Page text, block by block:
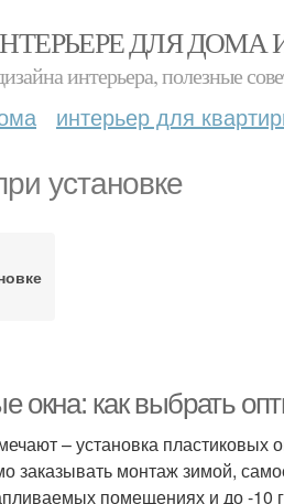
ДЛЯ ДОМА
интерьера, полезные
интерьер для
установке
окна: как выбрать
– установка пластиковых
заказывать монтаж зимой,
помещениях и до -10